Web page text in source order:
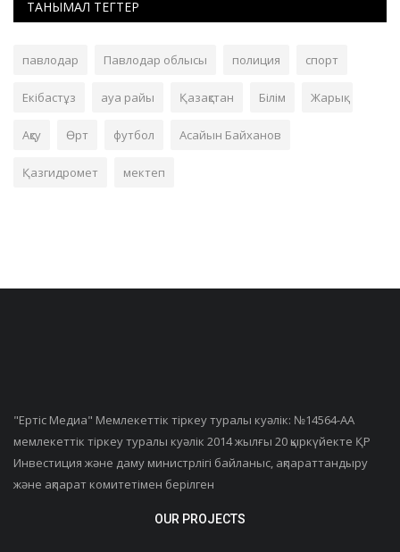
ТАНЫМАЛ ТЕГТЕР
павлодар Павлодар облысы полиция спорт
Екібастұз ауа райы Қазақстан Білім Жарық
Ақсу Өрт футбол Асайын Байханов
Қазгидромет мектеп
"Ертiс Медиа" Мемлекеттік тіркеу туралы куәлік: №14564-АА
мемлекеттік тіркеу туралы куәлік 2014 жылғы 20 қыркүйекте ҚР
Инвестиция және даму министрлігі байланыс, ақпараттандыру
және ақпарат комитетімен берілген
OUR PROJECTS